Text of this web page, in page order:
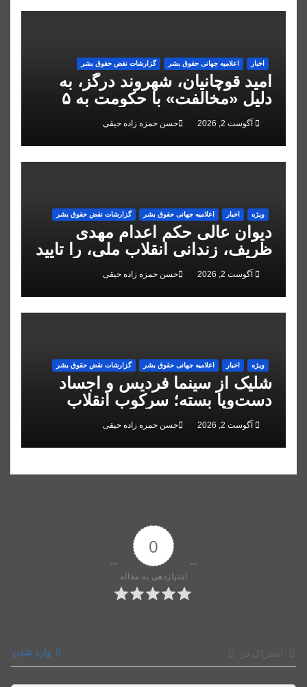
اخبار اعلاميه جهانی حقوق بشر گزارشات نقض حقوق بشر
امید قوچانیان، شهروند درگز، به
دلیل «مخالفت» با حکومت به ۵
سال زندان محکوم شد
آگوست 2, 2026 حسن حمزه زاده حیقی
ویژه اخبار اعلاميه جهانی حقوق بشر گزارشات نقض حقوق بشر
دیوان عالی حکم اعدام مهدی
ظریف، زندانی انقلاب ملی، را تایید
کردآگوست 2, 2026 حسن حمزه زاده حیقی
ویژه اخبار اعلاميه جهانی حقوق بشر گزارشات نقض حقوق بشر
شلیک از سینما فردیس و اجساد
دست‌وپا بسته؛ سرکوب انقلاب
ملی در البرز
آگوست 2, 2026 حسن حمزه زاده حیقی
0
امتیازدهی به مقاله
وارد شدن